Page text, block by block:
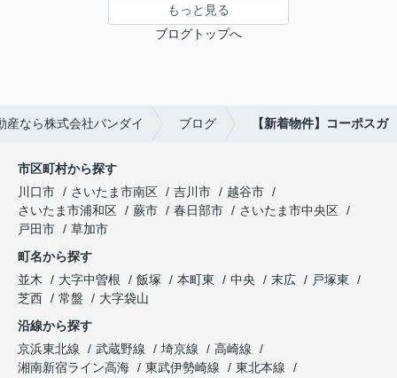
もっと見る
ブログトップへ
産なら株式会社バンダイ ブログ 【新着物件】コーポスガ
市区町村から探す
川口市
さいたま市南区 吉川市
越谷市
さいたま市浦和区
蕨市 春日部市
さいたま市中央区
戸田市
草加市
町名から探す
並木
大字中曽根 飯塚 本町東 中央 末広
戸塚東
芝西
常盤
大字袋山
沿線から探す
京浜東北線
武蔵野線 埼京線
高崎線
湘南新宿ライン高海
東武伊勢崎線
東北本線